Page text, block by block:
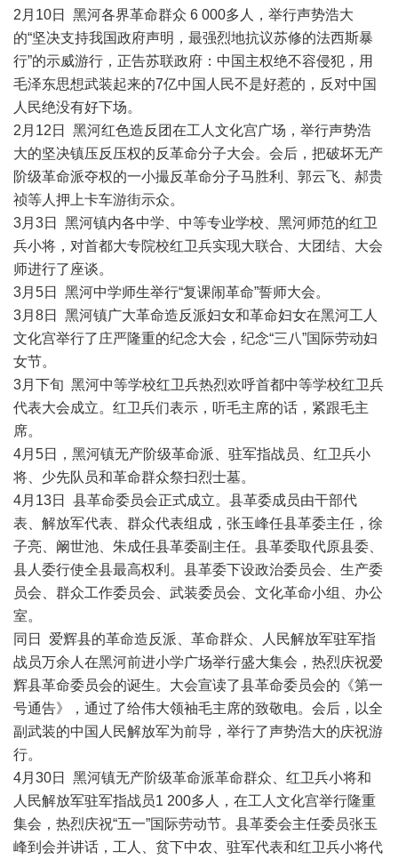
2月10日 黑河各界革命群众 6 000多人，举行声势浩大
的“坚决支持我国政府声明，最强烈地抗议苏修的法西斯暴
行”的示威游行，正告苏联政府：中国主权绝不容侵犯，用
毛泽东思想武装起来的7亿中国人民不是好惹的，反对中国
人民绝没有好下场。
2月12日 黑河红色造反团在工人文化宫广场，举行声势浩
大的坚决镇压反压权的反革命分子大会。会后，把破坏无产
阶级革命派夺权的一小撮反革命分子马胜利、郭云飞、郝贵
祯等人押上卡车游街示众。
3月3日 黑河镇内各中学、中等专业学校、黑河师范的红卫
兵小将，对首都大专院校红卫兵实现大联合、大团结、大会
师进行了座谈。
3月5日 黑河中学师生举行“复课闹革命”誓师大会。
3月8日 黑河镇广大革命造反派妇女和革命妇女在黑河工人
文化宫举行了庄严隆重的纪念大会，纪念“三八”国际劳动妇
女节。
3月下旬 黑河中等学校红卫兵热烈欢呼首都中等学校红卫兵
代表大会成立。红卫兵们表示，听毛主席的话，紧跟毛主
席。
4月5日，黑河镇无产阶级革命派、驻军指战员、红卫兵小
将、少先队员和革命群众祭扫烈士墓。
4月13日 县革命委员会正式成立。县革委成员由干部代
表、解放军代表、群众代表组成，张玉峰任县革委主任，徐
子亮、阚世池、朱成任县革委副主任。县革委取代原县委、
县人委行使全县最高权利。县革委下设政治委员会、生产委
员会、群众工作委员会、武装委员会、文化革命小组、办公
室。
同日 爱辉县的革命造反派、革命群众、人民解放军驻军指
战员万余人在黑河前进小学广场举行盛大集会，热烈庆祝爱
辉县革命委员会的诞生。大会宣读了县革命委员会的《第一
号通告》，通过了给伟大领袖毛主席的致敬电。会后，以全
副武装的中国人民解放军为前导，举行了声势浩大的庆祝游
行。
4月30日 黑河镇无产阶级革命派革命群众、红卫兵小将和
人民解放军驻军指战员1 200多人，在工人文化宫举行隆重
集会，热烈庆祝“五一”国际劳动节。县革委会主任委员张玉
峰到会并讲话，工人、贫下中农、驻军代表和红卫兵小将代